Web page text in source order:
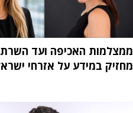
ממצלמות האכיפה ועד השרת
מחזיק במידע על אזרחי